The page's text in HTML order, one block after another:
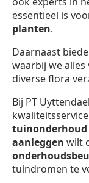
essentieel is
planten.
Daarnaast
waarbij we alles
diverse flora
Bij PT
tuinonderhoud
aanleggen wilt
tuindromen te